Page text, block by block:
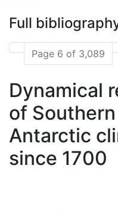
Full
Page 6 of 3,089
Dynamical
of
Antarctic
since 1700